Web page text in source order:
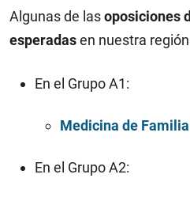
Algunas de lasoposiciones
esperadasen nuestra
En el Grupo A1:
Medicina de
En el Grupo A2: